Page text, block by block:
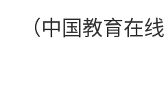
（中国教育在线